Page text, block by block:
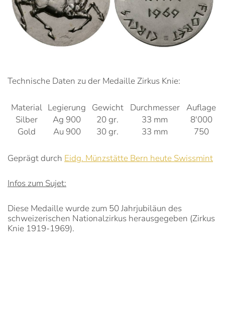
Technische Daten zu der Medaille Zirkus Knie:
Material Legierung Gewicht Durchmesser Auflage
Silber
Ag 900 20 gr. 33 mm
8'000
Gold
Au 900 30 gr. 33 mm 750
Geprägt durch Eidg. Münzstätte Bern heute Swissmint
Infos zum Sujet:
Diese Medaille wurde zum 50 Jahrjubiläun des
schweizerischen Nationalzirkus herausgegeben (Zirkus
Knie 1919-1969).